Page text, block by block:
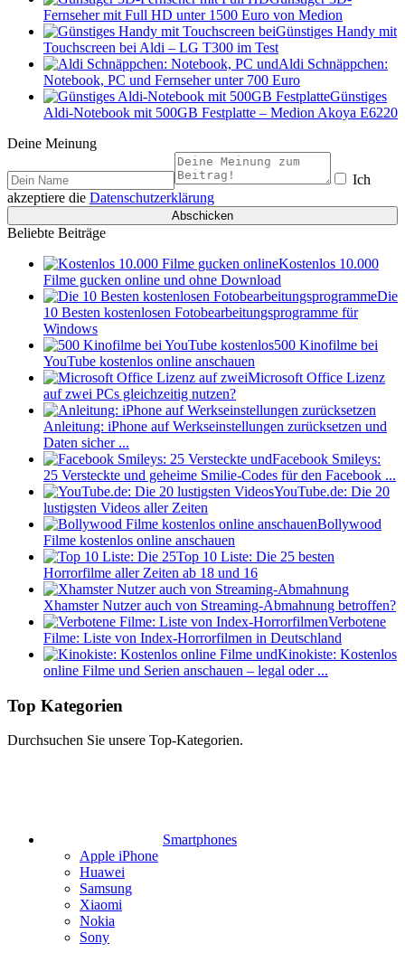
Fernseher mit Full HD unter 1500 Euro von Medion
Günstiges Handy mit
Touchscreen bei Aldi – LG T300 im Test
Aldi Schnäppchen:
Notebook, PC und Fernseher unter 700 Euro
Günstiges
Aldi-Notebook mit 500GB Festplatte – Medion Akoya E6220
Deine Meinung
Ich
akzeptiere die Datenschutzerklärung
Beliebte Beiträge
Kostenlos 10.000
Filme gucken online und ohne Download
Die
10 Besten kostenlosen Fotobearbeitungsprogramme für
Windows
500 Kinofilme bei
YouTube kostenlos online anschauen
Microsoft Office Lizenz
auf zwei PCs gleichzeitig nutzen?
Anleitung: iPhone auf Werkseinstellungen zurücksetzen und
Daten sicher ...
Facebook Smileys:
25 Versteckte und geheime Smilie-Codes für den Facebook ...
YouTube.de: Die 20
lustigsten Videos aller Zeiten
Bollywood
Filme kostenlos online anschauen
Top 10 Liste: Die 25 besten
Horrorfilme aller Zeiten ab 18 und 16
Xhamster Nutzer auch von Streaming-Abmahnung betroffen?
Verbotene
Filme: Liste von Index-Horrorfilmen in Deutschland
Kinokiste: Kostenlos
online Filme und Serien anschauen – legal oder ...
Top Kategorien
Durchsuchen Sie unsere Top-Kategorien.
Smartphones
Apple iPhone
Huawei
Samsung
Xiaomi
Nokia
Sony